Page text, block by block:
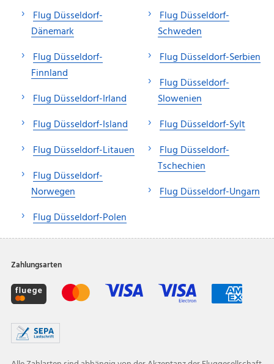
Flug Düsseldorf-
Dänemark
Flug Düsseldorf-
Finnland
Flug Düsseldorf-Irland
Flug Düsseldorf-Island
Flug Düsseldorf-Litauen
Flug Düsseldorf-
Norwegen
Flug Düsseldorf-Polen
Flug Düsseldorf-
Schweden
Flug Düsseldorf-Serbien
Flug Düsseldorf-
Slowenien
Flug Düsseldorf-Sylt
Flug Düsseldorf-
Tschechien
Flug Düsseldorf-Ungarn